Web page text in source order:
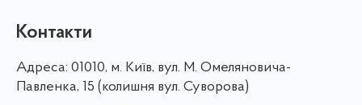
Контакти
Адреса: 01010, м. Київ, вул. М. Омеляновича-
Павленка, 15 (колишня вул. Суворова)